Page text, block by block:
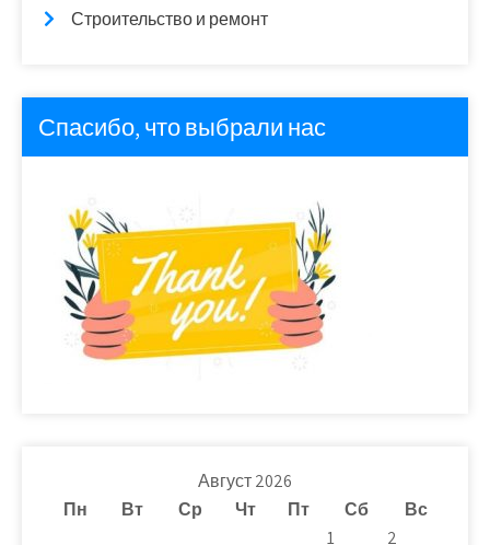
Строительство и ремонт
Спасибо, что выбрали нас
Август 2026
Пн
Вт Ср Чт Пт Сб
Вс
1
2